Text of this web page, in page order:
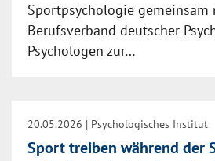
Sportpsychologie gemeinsam
Berufsverband deutscher
Psychologen zur…
20.05.2026 | Psychologisches Institut
Sport treiben während der